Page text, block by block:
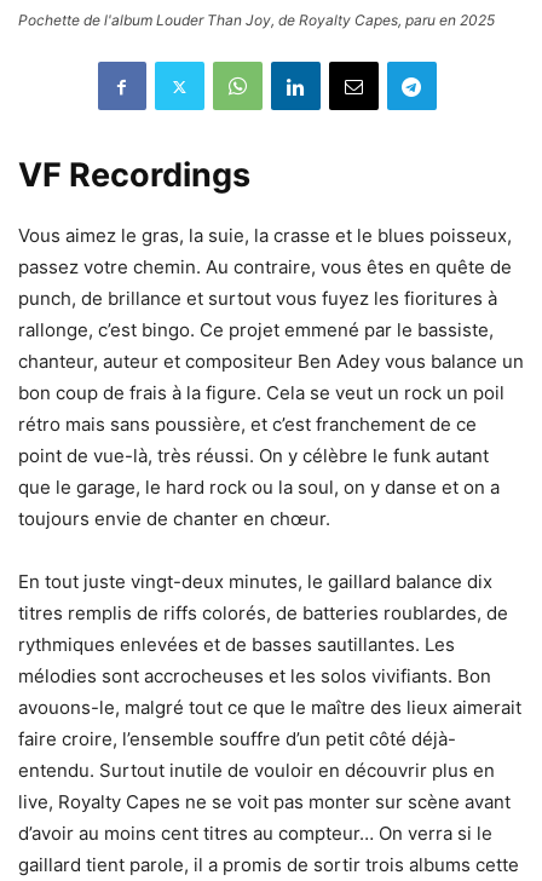
Pochette de l'album Louder Than Joy, de Royalty Capes, paru en 2025
VF Recordings
Vous aimez le gras, la suie, la crasse et le blues poisseux,
passez votre chemin. Au contraire, vous êtes en quête de
punch, de brillance et surtout vous fuyez les fioritures à
rallonge, c’est bingo. Ce projet emmené par le bassiste,
chanteur, auteur et compositeur Ben Adey vous balance un
bon coup de frais à la figure. Cela se veut un rock un poil
rétro mais sans poussière, et c’est franchement de ce
point de vue-là, très réussi. On y célèbre le funk autant
que le garage, le hard rock ou la soul, on y danse et on a
toujours envie de chanter en chœur.
En tout juste vingt-deux minutes, le gaillard balance dix
titres remplis de riffs colorés, de batteries roublardes, de
rythmiques enlevées et de basses sautillantes. Les
mélodies sont accrocheuses et les solos vivifiants. Bon
avouons-le, malgré tout ce que le maître des lieux aimerait
faire croire, l’ensemble souffre d’un petit côté déjà-
entendu. Surtout inutile de vouloir en découvrir plus en
live, Royalty Capes ne se voit pas monter sur scène avant
d’avoir au moins cent titres au compteur… On verra si le
gaillard tient parole, il a promis de sortir trois albums cette